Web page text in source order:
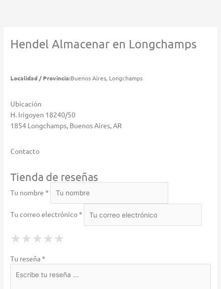
HendelAlmacenar en Longchamps
Localidad / Provincia:Buenos Aires, Longchamps
Ubicación
H. Irigoyen 18240/50
1854 Longchamps, Buenos Aires, AR
Contacto
Tienda de reseñas
Tu nombre *
Tu correo electrónico *
★ 1 Star
★ ★ 2 Stars
★ ★ ★ 3 Stars
★ ★ ★ ★ 4 Stars
★ ★ ★ ★ ★
Tu reseña *